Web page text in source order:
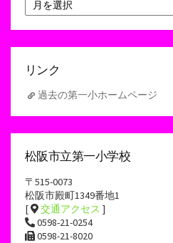
ー
カ
リンク
過去の第一小ホームページ
松阪市立第一小学校
〒515-0073
松阪市殿町1349番地1
[
交通アクセス ]
0598-21-0254
0598-21-8020